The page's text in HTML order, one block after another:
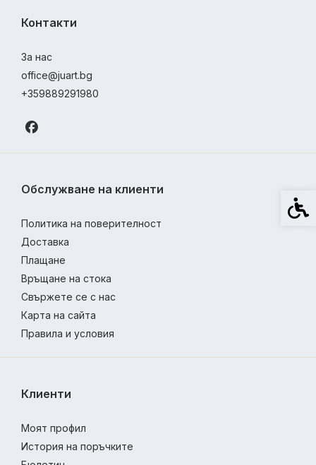
Контакти
За нас
office@juart.bg
+359889291980
Обслужване на клиенти
Политика на поверителност
Доставка
Плащане
Връщане на стока
Свържете се с нас
Карта на сайта
Правила и условия
Клиенти
Моят профил
История на поръчките